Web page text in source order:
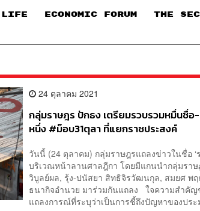
LIFE ECONOMIC FORUM THE
24 ตุลาคม 2021
กลุ่มราษฎร ปักธง เตรียมรวบรวมหมื่นชื่อ
หนึ่ง #ม็อบ31ตุลา ที่แยกราชประสงค์
วันนี้ (24 ตุลาคม) กลุ่มราษฎรแถลงข่าวในชื่อ ‘
บริเวณหน้าลานศาลฎีกา โดยมีแกนนำกลุ่มรา
วิบูลย์ผล, รุ้ง-ปนัสยา สิทธิจิรวัฒนกุล, สมยศ พ
ธนากิจอำนวย มาร่วมกันแถลง ใจความสำคัญ
แถลงการณ์ที่ระบุว่าเป็นการชี้ถึงปัญหาของปร